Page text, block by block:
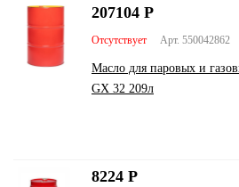
Арт. 550042862
Отсутствует
Масло для паровых и
GX 32 209л
207104 Р
8224 Р